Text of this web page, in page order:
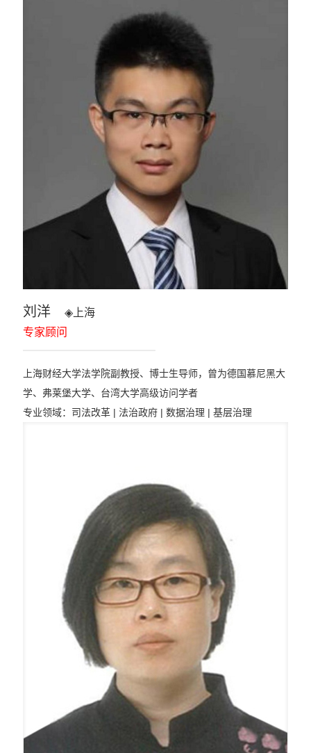
刘洋 ◈上海
专家顾问
上海财经大学法学院副教授、博士生导师，曾为德国慕尼黑大
学、弗莱堡大学、台湾大学高级访问学者
专业领域： 司法改革 | 法治政府 | 数据治理 | 基层治理